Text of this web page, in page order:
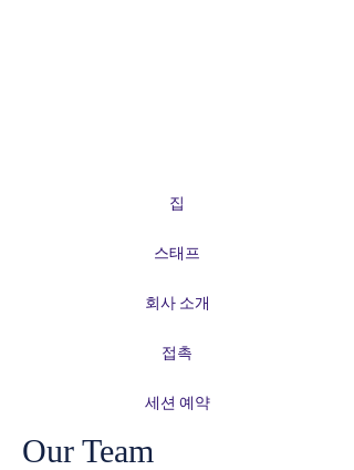
집
스태프
회사 소개
접촉
세션 예약
Our Team